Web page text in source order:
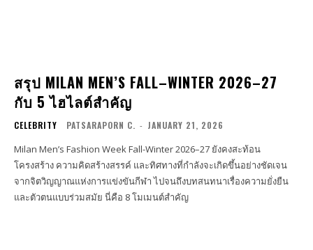
สรุป MILAN MEN’S FALL–WINTER 2026–27
กับ 5 ไฮไลต์สำคัญ
CELEBRITY PATSARAPORN C. - JANUARY 21, 2026
Milan Men’s Fashion Week Fall-Winter 2026–27 ยังคงสะท้อน
โครงสร้าง ความคิดสร้างสรรค์ และทิศทางที่กำลังจะเกิดขึ้นอย่างชัดเจน
จากจิตวิญญาณแห่งการแข่งขันกีฬา ไปจนถึงบทสนทนาเรื่องความยั่งยืน
และตัวตนแบบร่วมสมัย นี่คือ 8 โมเมนต์สำคัญ